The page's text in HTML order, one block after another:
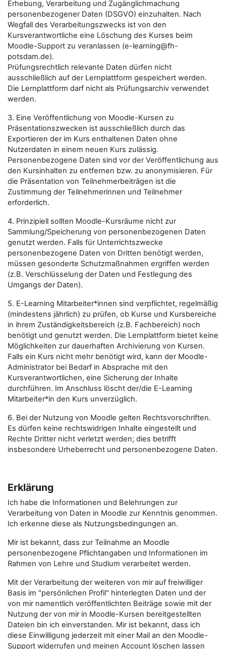
Erhebung, Verarbeitung und Zugänglichmachung
personenbezogener Daten (DSGVO) einzuhalten. Nach
Wegfall des Verarbeitungszwecks ist von den
Kursverantwortliche eine Löschung des Kurses beim
Moodle-Support zu veranlassen (e-learning@fh-
potsdam.de).
Prüfungsrechtlich relevante Daten dürfen nicht
ausschließlich auf der Lernplattform gespeichert werden.
Die Lernplattform darf nicht als Prüfungsarchiv verwendet
werden.
3. Eine Veröffentlichung von Moodle-Kursen zu
Präsentationszwecken ist ausschließlich durch das
Exportieren der im Kurs enthaltenen Daten ohne
Nutzerdaten in einem neuen Kurs zulässig.
Personenbezogene Daten sind vor der Veröffentlichung aus
den Kursinhalten zu entfernen bzw. zu anonymisieren. Für
die Präsentation von Teilnehmerbeiträgen ist die
Zustimmung der Teilnehmerinnen und Teilnehmer
erforderlich.
4. Prinzipiell sollten Moodle-Kursräume nicht zur
Sammlung/Speicherung von personenbezogenen Daten
genutzt werden. Falls für Unterrichtszwecke
personenbezogene Daten von Dritten benötigt werden,
müssen gesonderte Schutzmaßnahmen ergriffen werden
(z.B. Verschlüsselung der Daten und Festlegung des
Umgangs der Daten).
5. E-Learning Mitarbeiter*innen sind verpflichtet, regelmäßig
(mindestens jährlich) zu prüfen, ob Kurse und Kursbereiche
in ihrem Zuständigkeitsbereich (z.B. Fachbereich) noch
benötigt und genutzt werden. Die Lernplattform bietet keine
Möglichkeiten zur dauerhaften Archivierung von Kursen.
Falls ein Kurs nicht mehr benötigt wird, kann der Moodle-
Administrator bei Bedarf in Absprache mit den
Kursverantwortlichen, eine Sicherung der Inhalte
durchführen. Im Anschluss löscht der/die E-Learning
Mitarbeiter*in den Kurs unverzüglich.
6. Bei der Nutzung von Moodle gelten Rechtsvorschriften.
Es dürfen keine rechtswidrigen Inhalte eingestellt und
Rechte Dritter nicht verletzt werden; dies betrifft
insbesondere Urheberrecht und personenbezogene Daten.
Erklärung
Ich habe die Informationen und Belehrungen zur
Verarbeitung von Daten in Moodle zur Kenntnis genommen.
Ich erkenne diese als Nutzungsbedingungen an.
Mir ist bekannt, dass zur Teilnahme an Moodle
personenbezogene Pflichtangaben und Informationen im
Rahmen von Lehre und Studium verarbeitet werden.
Mit der Verarbeitung der weiteren von mir auf freiwilliger
Basis im "persönlichen Profil" hinterlegten Daten und der
von mir namentlich veröffentlichten Beiträge sowie mit der
Nutzung der von mir in Moodle-Kursen bereitgestellten
Dateien bin ich einverstanden. Mir ist bekannt, dass ich
diese Einwilligung jederzeit mit einer Mail an den Moodle-
Support widerrufen und meinen Account löschen lassen